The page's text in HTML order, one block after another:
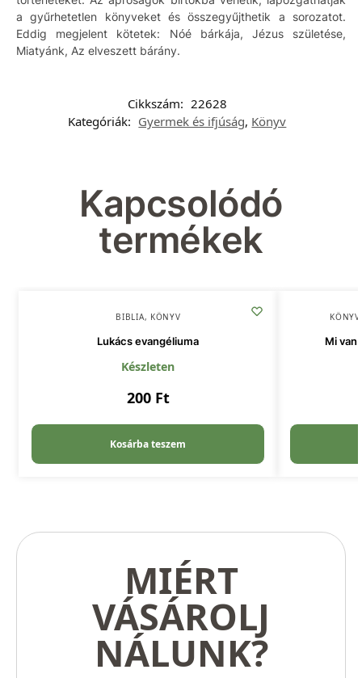
a gyűrhetetlen könyveket és összegyűjthetik a sorozatot.
Eddig megjelent kötetek: Nóé bárkája, Jézus születése,
Miatyánk, Az elveszett bárány.
Cikkszám: 22628
Kategóriák: Gyermek és ifjúság, Könyv
Kapcsolódó
termékek
BIBLIA, KÖNYV
Lukács evangéliuma
Készleten
200 Ft
Kosárba teszem
KÖNYV
Mi van
MIÉRT
VÁSÁROLJ
NÁLUNK?